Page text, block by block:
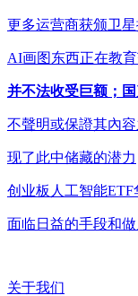
更多运营商获颁卫
AI画图东西正在教
并不法收受巨额；
不聲明或保證其內
现了此中储藏的潜力
创业板人工智能ETF
面临日益的手段和
关于我们